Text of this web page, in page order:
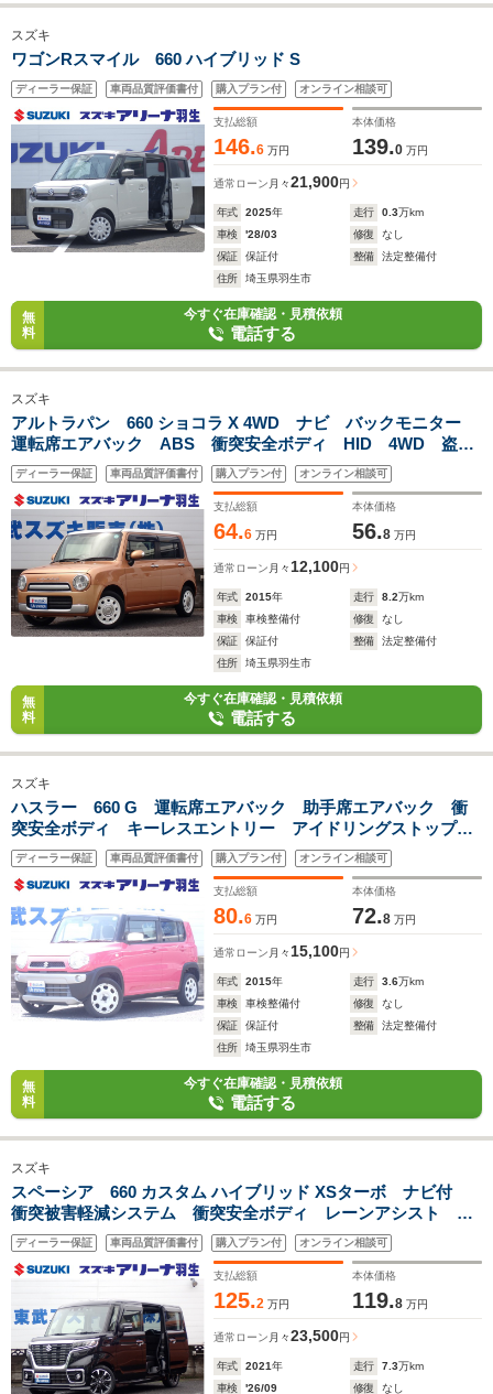
スズキ
ワゴンRスマイル 660 ハイブリッド S
ディーラー保証 車両品質評価書付 購入プラン付 オンライン相談可
支払総額
146.6 万円
本体価格
139.0 万円
通常ローン 月々21,900円
年式 2025年 走行 0.3万km
車検
'28/03 修復
なし
保証
保証付 整備
法定整備付
住所
埼玉県羽生市
無
料
今すぐ在庫確認・見積依頼
電話する
スズキ
アルトラパン 660 ショコラ X 4WD ナビ バックモニター
運転席エアバック ABS 衝突安全ボディ HID 4WD 盗難
防止システム キーレスエントリー スマートキー アイドリ
ングストップ ベンチシート シートヒーター フルフラット
ディーラー保証 車両品質評価書付 購入プラン付 オンライン相談可
支払総額
64.6 万円
本体価格
56.8 万円
通常ローン 月々 12,100円
年式 2015年 走行 8.2万km
車検
車検整備付 修復
なし
保証
保証付 整備
法定整備付
住所
埼玉県羽生市
無
料
今すぐ在庫確認・見積依頼
電話する
スズキ
ハスラー 660 G 運転席エアバック 助手席エアバック 衝
突安全ボディ キーレスエントリー アイドリングストップ
盗難防止システム フルフラット シートヒーター ナビ ド
アバイザー 衝突軽減ブレーキ バックモニター
ディーラー保証 車両品質評価書付 購入プラン付 オンライン相談可
支払総額
80.6 万円
本体価格
72.8 万円
通常ローン 月々 15,100円
年式 2015年 走行 3.6万km
車検
車検整備付 修復
なし
保証
保証付 整備
法定整備付
住所
埼玉県羽生市
無
料
今すぐ在庫確認・見積依頼
電話する
スズキ
スペーシア 660 カスタム ハイブリッド XSターボ ナビ付
衝突被害軽減システム 衝突安全ボディ レーンアシスト ク
リアランスソナー キーレスエントリー スマートキー アイ
ドリングストップ ベンチシート フルフラット シートヒー
ター
ディーラー保証 車両品質評価書付 購入プラン付 オンライン相談可
支払総額
125.2 万円
本体価格
119.8 万円
通常ローン 月々23,500円
年式 2021年 走行 7.3万km
車検
'26/09 修復 なし